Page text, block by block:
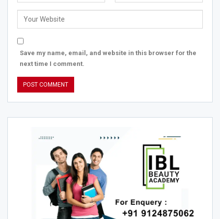
Save my name, email, and website in this browser for the
next time I comment.